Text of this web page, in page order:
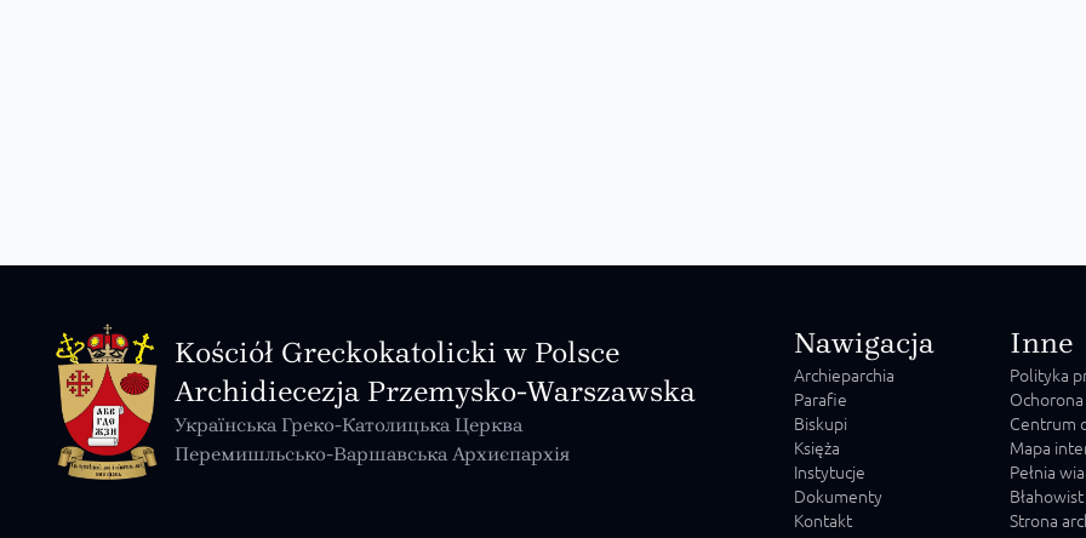
Kościół Greckokatolicki w Polsce
Archidiecezja Przemysko-Warszawska
Українська Греко-Католицька Церква
Перемишльсько-Варшавська Архиєпархія
Nawigacja
Archieparchia
Parafie
Biskupi
Księża
Instytucje
Dokumenty
Kontakt
Inne
Polityka
Centrum
Mapa
Pełnia
Błahowist
Strona